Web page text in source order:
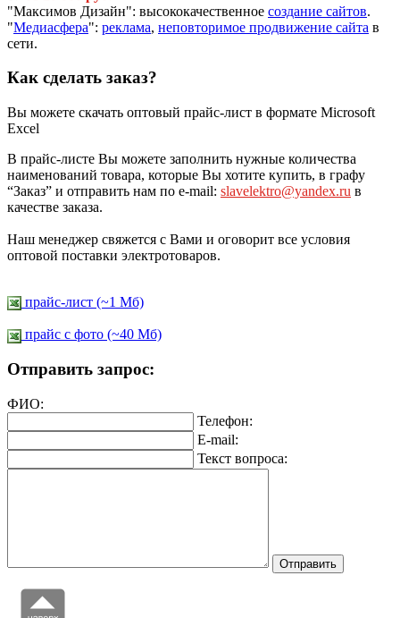
"Максимов Дизайн": высококачественное создание сайтов.
"Медиасфера": реклама, неповторимое продвижение сайта в
сети.
Как сделать заказ?
Вы можете скачать оптовый прайс-лист в формате Microsoft
Excel
В прайс-листе Вы можете заполнить нужные количества
наименований товара, которые Вы хотите купить, в графу
“Заказ” и отправить нам по e-mail: slavelektro@yandex.ru в
качестве заказа.
Наш менеджер свяжется с Вами и оговорит все условия
оптовой поставки электротоваров.
прайс-лист (~1 Мб)
прайс c фото (~40 Мб)
Отправить запрос:
ФИО:
Телефон:
E-mail:
Текст вопроса: